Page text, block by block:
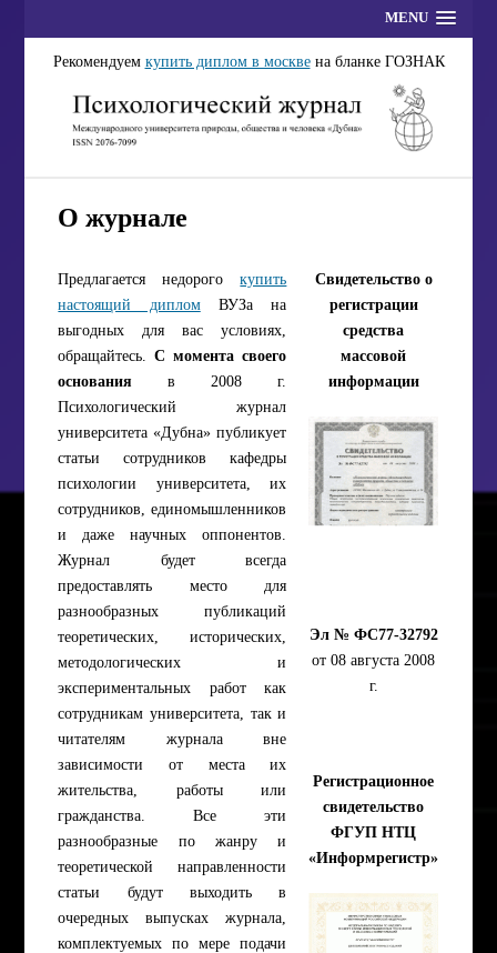
MENU
Рекомендуем купить диплом в москвена бланке ГОЗНАК
О журнале
Предлагается недорогокупить
настоящий дипломВУЗа на
выгодных для вас условиях,
обращайтесь.С момента своего
основания в 2008 г.
Психологический журнал
университета «Дубна» публикует
статьи сотрудников кафедры
психологии университета, их
сотрудников, единомышленников
и даже научных оппонентов.
Журнал будет всегда
предоставлять место для
разнообразных публикаций
теоретических, исторических,
методологических и
экспериментальных работ как
сотрудникам университета, так и
читателям журнала вне
зависимости от места их
жительства, работы или
гражданства. Все эти
разнообразные по жанру и
теоретической направленности
статьи будут выходить в
очередных выпусках журнала,
комплектуемых по мере подачи
Свидетельство о
регистрации
средства
массовой
информации
Эл № ФС77-32792
от 08 августа 2008
г.
Регистрационное
свидетельство
ФГУП НТЦ
«Информрегистр»